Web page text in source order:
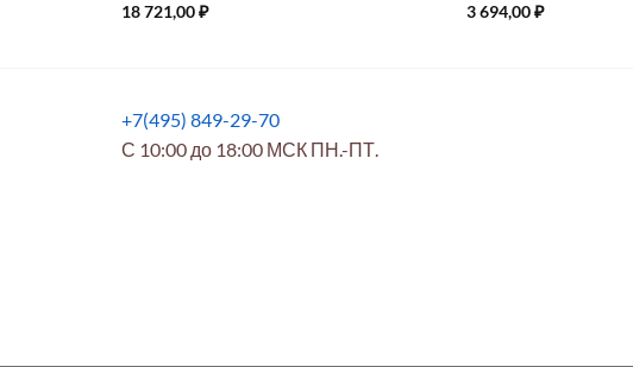
18 721,00₽
3 694,00₽
+7(495) 849-29-70
С 10:00 до 18:00 МСК ПН.-ПТ.